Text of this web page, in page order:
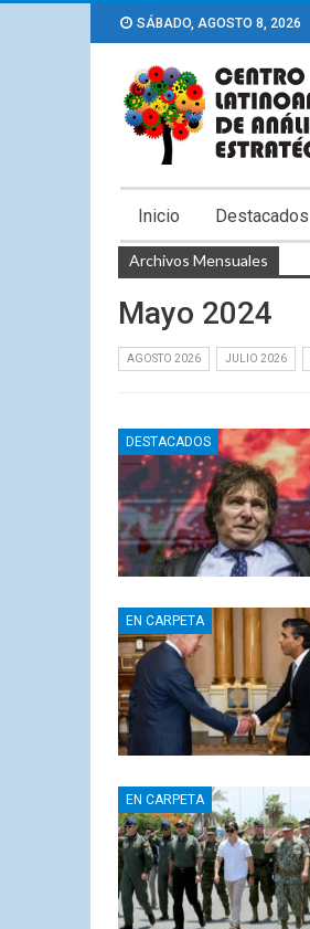
SÁBADO, AGOSTO 8, 2026
Inicio Destacados
Archivos Mensuales
Mayo 2024
AGOSTO 2026 JULIO 2026
DESTACADOS
EN CARPETA
EN CARPETA